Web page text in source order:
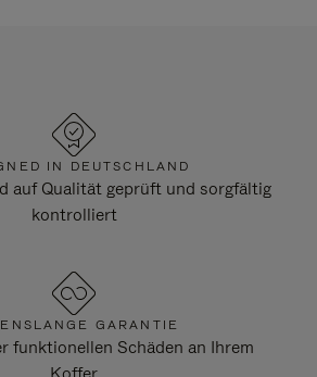
IN DEUTSCHLAND
auf Qualität geprüft und sorgfältig
kontrolliert
GARANTIE
funktionellen Schäden an Ihrem